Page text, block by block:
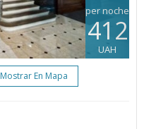
per noche
412
UAH
Mostrar En Mapa